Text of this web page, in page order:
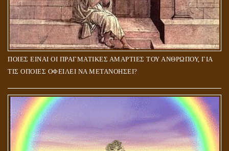
ΠΟΙΕΣ ΕΙΝΑΙ ΟΙ ΠΡΑΓΜΑΤΙΚΕΣ ΑΜΑΡΤΙΕΣ ΤΟΥ ΑΝΘΡΩΠΟΥ, ΓΙΑ
ΤΙΣ ΟΠΟΙΕΣ ΟΦΕΙΛΕΙ ΝΑ ΜΕΤΑΝΟΗΣΕΙ?